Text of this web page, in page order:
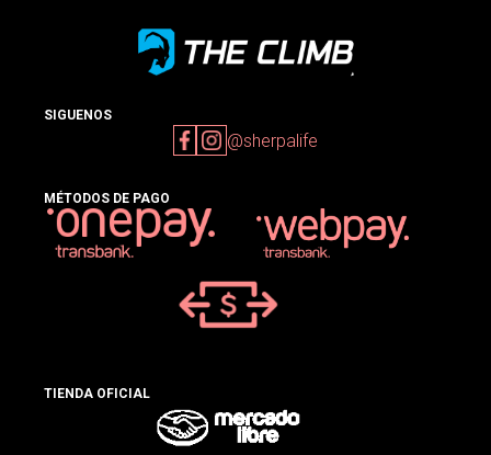
SIGUENOS
@sherpalife
MÉTODOS DE PAGO
TIENDA OFICIAL